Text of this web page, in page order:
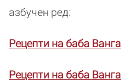
азбучен ред:
Рецепти на баба
Рецепти на баба